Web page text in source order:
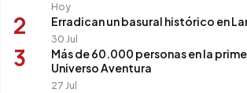
Hoy
2 Erradican un basural histórico en
30 Jul
3
Más de 60.000 personas en la
Universo Aventura
27 Jul